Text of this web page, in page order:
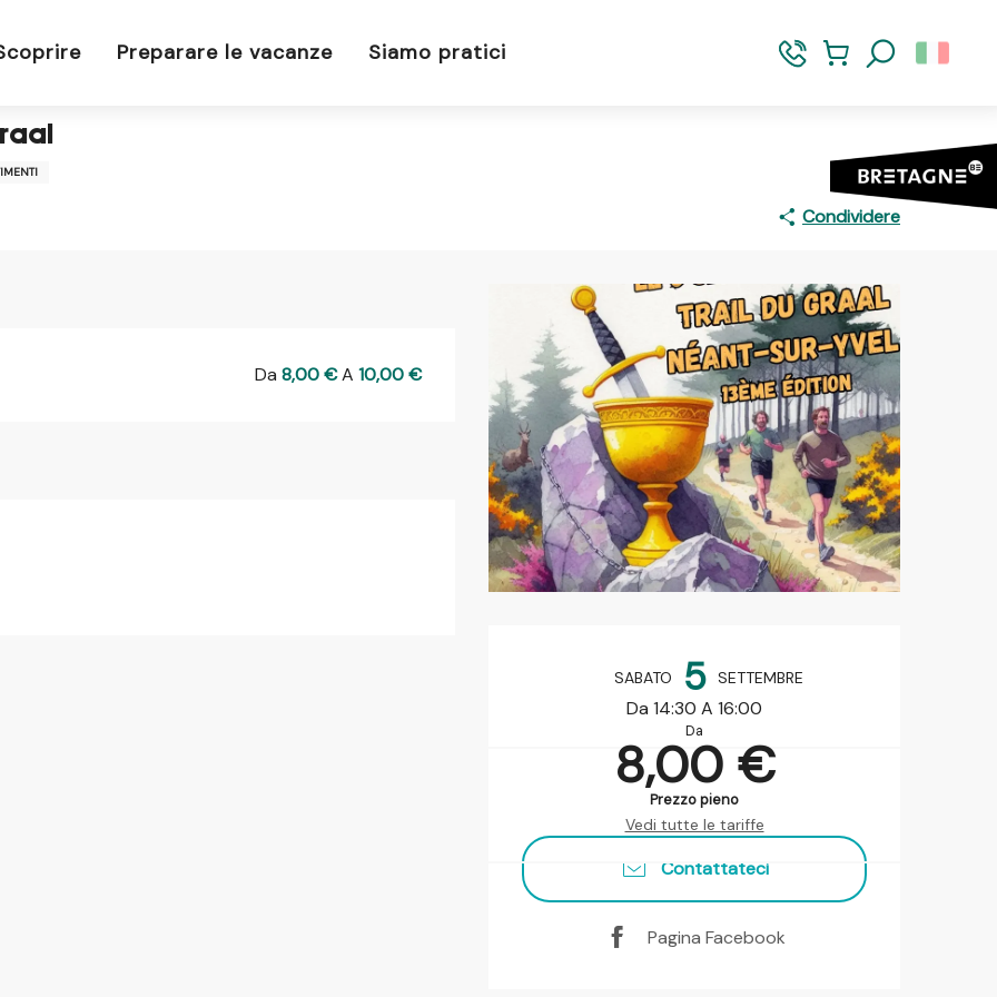
Preparare le vacanze Siamo pratici
Condividere
Orari e contatti
SABATO 5 SETTEMBRE
Da 14:30 A 16:00
Da
8,00 €
Prezzo pieno
Vedi tutte le tariffe
Contattateci
Pagina Facebook
Da8,00 €A10,00 €